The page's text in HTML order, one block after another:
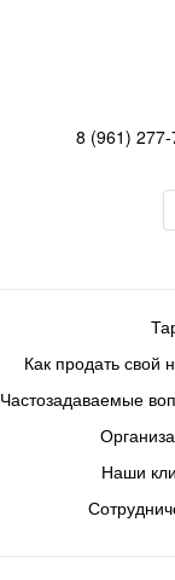
8 (961)
Как продать свой
Частозадаваемые
Наши